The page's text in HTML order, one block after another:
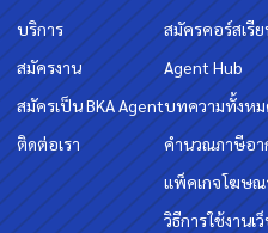
บริการ
สมัครงาน
สมัครเป็น BKA Agent
ติดต่อเรา
สมัครคอร์สเรี
Agent Hub
บทความทั้งหม
คำนวณภาษีอา
แพ็คเกจโฆษณ
วิธีการใช้งานเ